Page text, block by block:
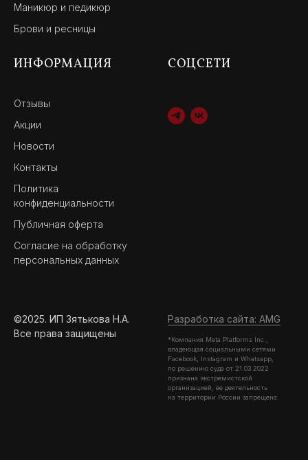
Маникюр и педикюр
Брови и ресницы
ИНФОРМАЦИЯ
Отзывы
Акции
Новости
Контакты
Политика
конфиденциальности
Публичная оферта
Согласие на обработку
персональных данных
СОЦСЕТИ
©2025. ИП Зятькова Н.А.
Все права защищены
Разработка сайта: AMG
*Компания Meta Platforms Inc.,
владеющая социальными сетями
Facebook, Instagram и Whatsapp,
по решению суда от 21.03.2022
признана экстремистской
организацией, ее деятельность
на территории России запрещена.